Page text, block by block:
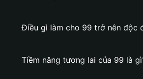
Điều gì làm cho 99 trở nên độc
Tiềm năng tương lai của 99 là